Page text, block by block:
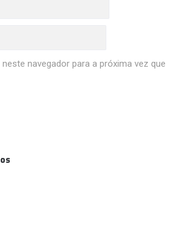
navegador para a próxima vez que